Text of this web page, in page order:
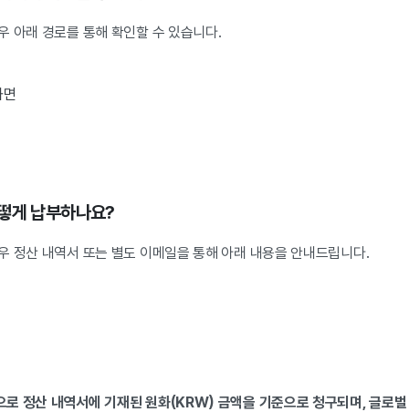
아래 경로를 통해 확인할 수 있습니다.
게 납부하나요?
정산 내역서 또는 별도 이메일을 통해 아래 내용을 안내드립니다.
로 정산 내역서에 기재된 원화(KRW) 금액을 기준으로 청구되며, 글로